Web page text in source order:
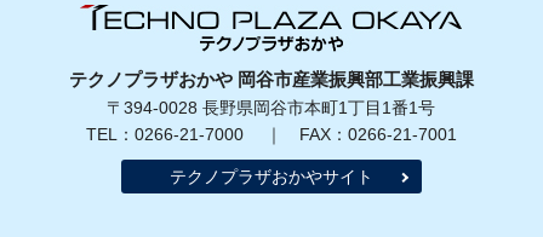
テクノプラザおかや 岡谷市産業振興部工業振興課
〒394-0028 長野県岡谷市本町1丁目1番1号
TEL：0266-21-7000 ｜ FAX：0266-21-7001
テクノプラザおかやサイト